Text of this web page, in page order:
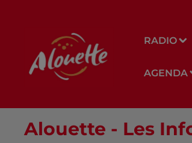
RADIO
AGENDA
Alouette - Les